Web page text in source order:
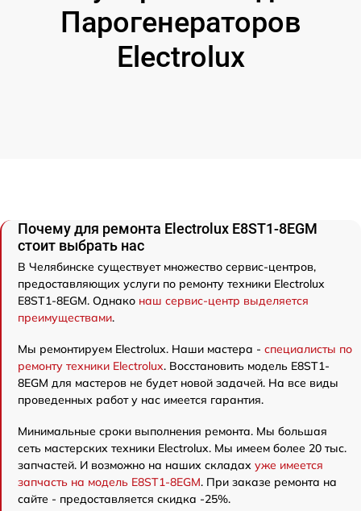
Парогенераторов
Electrolux
Почему для ремонта Electrolux E8ST1-8EGM
стоит выбрать нас
В Челябинске существует множество сервис-центров,
предоставляющих услуги по ремонту техники Electrolux
E8ST1-8EGM. Однако наш сервис-центр выделяется
преимуществами.
Мы ремонтируем Electrolux. Наши мастера - специалисты по
ремонту техники Electrolux. Восстановить модель E8ST1-
8EGM для мастеров не будет новой задачей. На все виды
проведенных работ у нас имеется гарантия.
Минимальные сроки выполнения ремонта. Мы большая
сеть мастерских техники Electrolux. Мы имеем более 20 тыс.
запчастей. И возможно на наших складах уже имеется
запчасть на модель E8ST1-8EGM. При заказе ремонта на
сайте - предоставляется скидка -25%.